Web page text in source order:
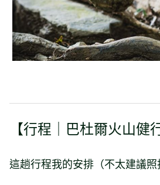
【行程｜巴杜爾火山健
這趟行程我的安排（不太建議照